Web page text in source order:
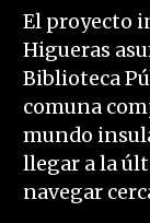
El proyecto
Higueras
Biblioteca
comuna
mundo
llegar a la
navegar